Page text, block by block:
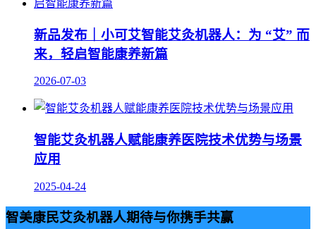
新品发布｜小可艾智能艾灸机器人：为 “艾” 而
来，轻启智能康养新篇
2026-07-03
智能艾灸机器人赋能康养医院技术优势与场景
应用
2025-04-24
智美康民艾灸机器人期待与你携手共赢